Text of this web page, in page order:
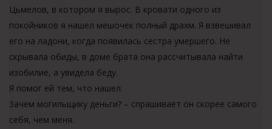
Цьмелов, в котором я вырос. В кровати одного из
покойников я нашел мешочек полный драхм. Я взвешивал
его на ладони, когда появилась сестра умершего. Не
скрывала обиды, в доме брата она рассчитывала найти
изобилие, а увидела беду.
Я помог ей тем, что нашел.
Зачем могильщику деньги? – спрашивает он скорее самого
себя, чем меня.